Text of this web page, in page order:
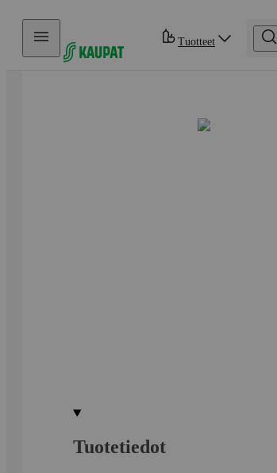
Hyppää sisältöön
Tuotteet
Tuotetiedot